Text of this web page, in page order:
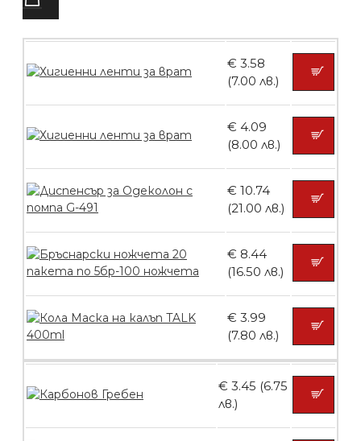
Четка за боядисване
БЕЗПЛАТНО
Контейнери за сваляне на гел лак 10
БЕЗПЛАТНО
Контейнери за сваляне на гел лак 5
броя
БЕЗПЛАТНО
€ 3.58
(7.00 лв.)
€ 4.09
(8.00 лв.)
€ 10.74
(21.00 лв.)
€ 8.44
(16.50 лв.)
€ 3.99
(7.80 лв.)
€ 3.45 (6.75
лв.)